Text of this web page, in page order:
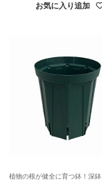
お気に入り追加
植物の根が健全に育つ鉢！深鉢